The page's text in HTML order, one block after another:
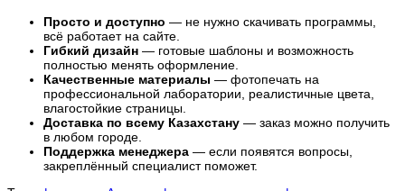
Просто и доступно — не нужно скачивать программы,
всё работает на сайте.
Гибкий дизайн — готовые шаблоны и возможность
полностью менять оформление.
Качественные материалы — фотопечать на
профессиональной лаборатории, реалистичные цвета,
влагостойкие страницы.
Доставка по всему Казахстану — заказ можно получить
в любом городе.
Поддержка менеджера — если появятся вопросы,
закреплённый специалист поможет.